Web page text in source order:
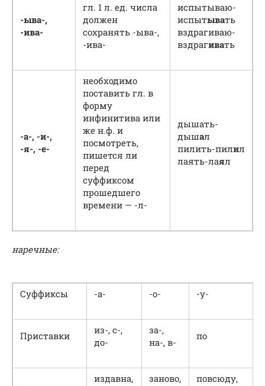
-ыва-,
-ива-
гл. 1 л. ед. числа
должен
сохранять -ыва-,
-ива-
испытываю-
испытывать
вздрагиваю-
вздрагивать
-а-, -и-,
-я-, -е-
необходимо
поставить гл. в
форму
инфинитива или
же н.ф. и
посмотреть,
пишется ли
перед
суффиксом
прошедшего
времени — -л-
дышать-
дышал
пилить-пилил
лаять-лаял
наречные:
Суффиксы -а- -о- -у-
Приставки
из-, с-,
до-
за-,
на-, в-
по
издавна,
заново,
повсюду,